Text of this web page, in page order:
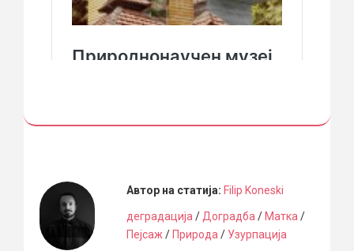
Автор на статија: Filip Koneski
деградација/Доградба/ Матка/
Пејсаж/ Природа/ Узурпација